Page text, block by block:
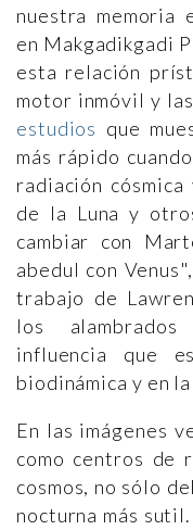
nuestra memoria
en Makgadikgadi
esta relación
motor inmóvil y
estudios que
más rápido
radiación
de la Luna y
cambiar con
abedul con
trabajo de
los
influencia que
biodinámica y en
En las imágenes
como centros de
cosmos, no sólo
nocturna más